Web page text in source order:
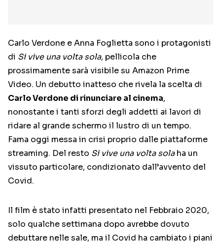
Carlo Verdone e Anna Foglietta sono i protagonisti
di Si vive una volta sola, pellicola che
prossimamente sarà visibile su Amazon Prime
Video. Un debutto inatteso che rivela la scelta di
Carlo Verdone di rinunciare al cinema,
nonostante i tanti sforzi degli addetti ai lavori di
ridare al grande schermo il lustro di un tempo.
Fama oggi messa in crisi proprio dalle piattaforme
streaming. Del resto Si vive una volta solaha un
vissuto particolare, condizionato dall’avvento del
Covid.
Il film è stato infatti presentato nel Febbraio 2020,
solo qualche settimana dopo avrebbe dovuto
debuttare nelle sale, ma il Covid ha cambiato i piani